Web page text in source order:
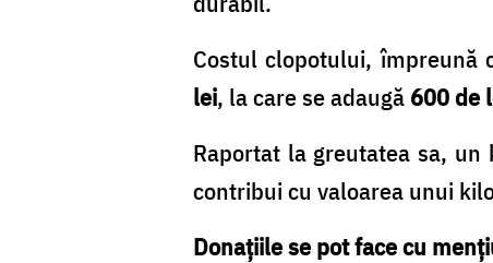
Costul clopotului, împreună
lei, la care se adaugă 600 de
Raportat la greutatea sa,
contribui cu valoarea unui
Donațiile se pot face cu